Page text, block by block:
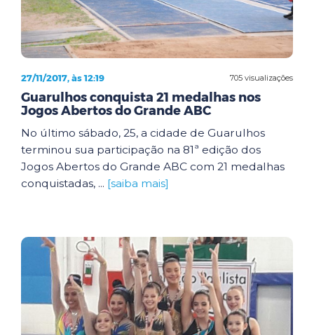
705 visualizações
27/11/2017, às 12:19
Guarulhos conquista 21 medalhas nos
Jogos Abertos do Grande ABC
No último sábado, 25, a cidade de Guarulhos
terminou sua participação na 81ª edição dos
Jogos Abertos do Grande ABC com 21 medalhas
conquistadas, ... [saiba mais]